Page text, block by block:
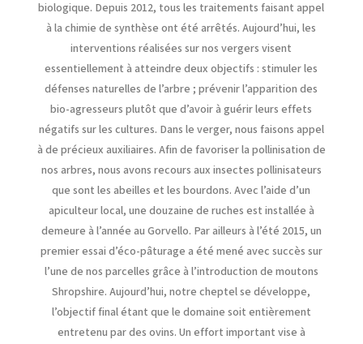
biologique. Depuis 2012, tous les traitements faisant appel
à la chimie de synthèse ont été arrêtés. Aujourd’hui, les
interventions réalisées sur nos vergers visent
essentiellement à atteindre deux objectifs : stimuler les
défenses naturelles de l’arbre ; prévenir l’apparition des
bio-agresseurs plutôt que d’avoir à guérir leurs effets
négatifs sur les cultures. Dans le verger, nous faisons appel
à de précieux auxiliaires. Afin de favoriser la pollinisation de
nos arbres, nous avons recours aux insectes pollinisateurs
que sont les abeilles et les bourdons. Avec l’aide d’un
apiculteur local, une douzaine de ruches est installée à
demeure à l’année au Gorvello. Par ailleurs à l’été 2015, un
premier essai d’éco-pâturage a été mené avec succès sur
l’une de nos parcelles grâce à l’introduction de moutons
Shropshire. Aujourd’hui, notre cheptel se développe,
l’objectif final étant que le domaine soit entièrement
entretenu par des ovins. Un effort important vise à